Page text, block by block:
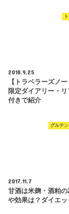
2018.9.25
【トラベラーズノ
限定ダイアリー・
付きで紹介
グルテ
2017.11.7
甘酒は米麹・酒粕
や効果は？ダイエッ